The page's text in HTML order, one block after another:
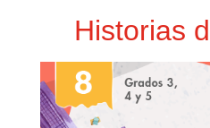
Historias